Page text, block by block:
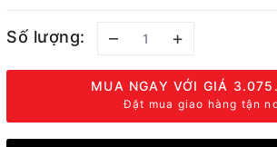
Số lượng: – +
MUA NGAY VỚI GIÁ
Đặt mua giao hàng tận